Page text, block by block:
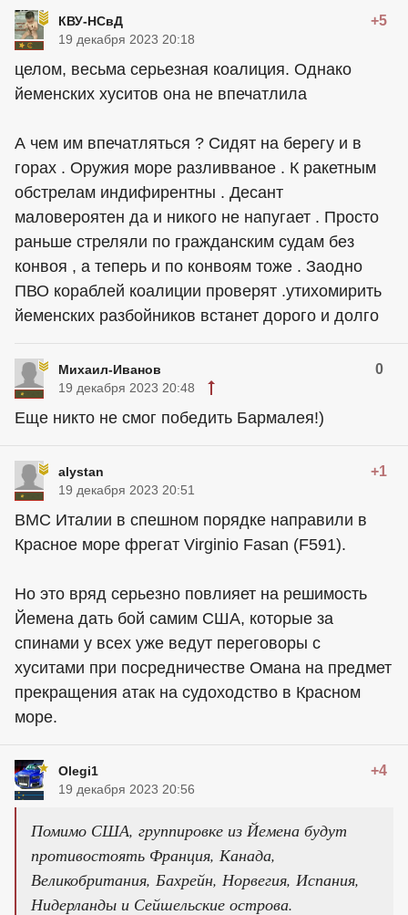
КВУ-НСвД +5
19 декабря 2023 20:18
целом, весьма серьезная коалиция. Однако
йеменских хуситов она не впечатлила
А чем им впечатляться ? Сидят на берегу и в
горах . Оружия море разливваное . К ракетным
обстрелам индифирентны . Десант
маловероятен да и никого не напугает . Просто
раньше стреляли по гражданским судам без
конвоя , а теперь и по конвоям тоже . Заодно
ПВО кораблей коалиции проверят .утихомирить
йеменских разбойников встанет дорого и долго
Михаил-Иванов 0
19 декабря 2023 20:48
Еще никто не смог победить Бармалея!)
alystan +1
19 декабря 2023 20:51
ВМС Италии в спешном порядке направили в
Красное море фрегат Virginio Fasan (F591).
Но это вряд серьезно повлияет на решимость
Йемена дать бой самим США, которые за
спинами у всех уже ведут переговоры с
хуситами при посредничестве Омана на предмет
прекращения атак на судоходство в Красном
море.
Olegi1 +4
19 декабря 2023 20:56
Помимо США, группировке из Йемена будут
противостоять Франция, Канада,
Великобритания, Бахрейн, Норвегия, Испания,
Нидерланды и Сейшельские острова.